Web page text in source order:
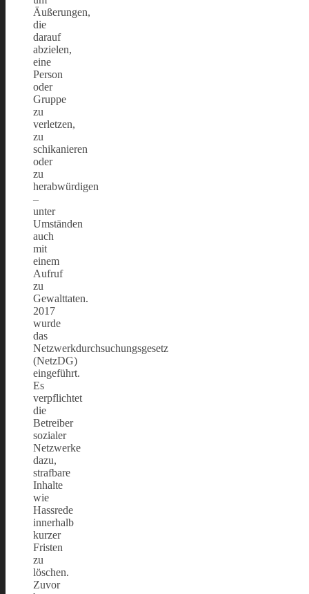
Äußerungen,
die
darauf
abzielen,
eine
Person
oder
Gruppe
zu
verletzen,
zu
schikanieren
oder
zu
herabwürdigen
–
unter
Umständen
auch
mit
einem
Aufruf
zu
Gewalttaten.
2017
wurde
das
Netzwerkdurchsuchungsgesetz
(NetzDG)
eingeführt.
Es
verpflichtet
die
Betreiber
sozialer
Netzwerke
dazu,
strafbare
Inhalte
wie
Hassrede
innerhalb
kurzer
Fristen
zu
löschen.
Zuvor